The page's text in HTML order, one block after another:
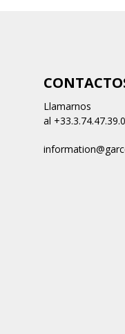
Llamarnos
al